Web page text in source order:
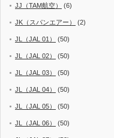
JJ（TAM航空） (6)
JK（スパンエアー） (2)
JL（JAL 01） (50)
JL（JAL 02） (50)
JL（JAL 03） (50)
JL（JAL 04） (50)
JL（JAL 05） (50)
JL（JAL 06） (50)